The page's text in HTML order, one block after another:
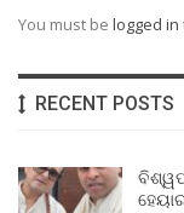
You must be logged in
RECENT POSTS